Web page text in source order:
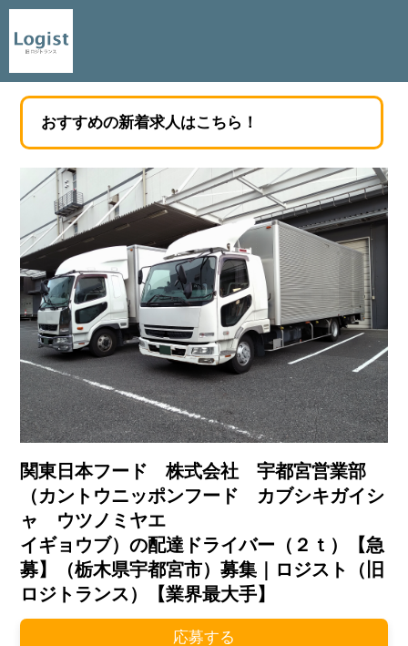
おすすめの新着求人はこちら！
関東日本フード 株式会社 宇都宮営業部
（カントウニッポンフード カブシキガイシ
ャ ウツノミヤエ
イギョウブ）の配達ドライバー（２ｔ）【急
募】（栃木県宇都宮市）募集｜ロジスト（旧
ロジトランス）【業界最大手】
応募する